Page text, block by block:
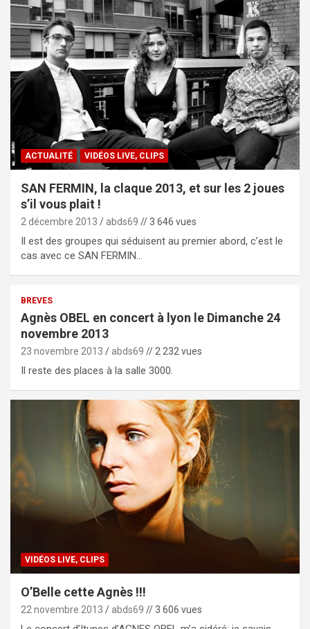
ACTUALITÉ VIDÉOS LIVE, CLIPS
SAN FERMIN, la claque 2013, et sur les 2 joues
s’il vous plait !
2 décembre 2013 abds69 // 3 646 vues
Il est des groupes qui séduisent au premier abord, c’est le
cas avec ce SAN FERMIN…
BREVES
Agnès OBEL en concert à lyon le Dimanche 24
novembre 2013
23 novembre 2013 abds69 // 2 232 vues
Il reste des places à la salle 3000.
VIDÉOS LIVE, CLIPS
O’Belle cette Agnès !!!
22 novembre 2013 abds69 // 3 606 vues